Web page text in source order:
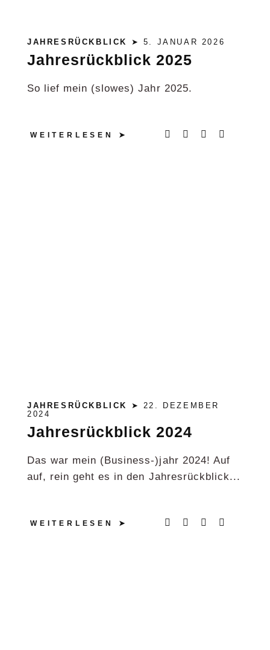
JAHRESRÜCKBLICK ➤ 5. JANUAR 2026
Jahresrückblick 2025
So lief mein (slowes) Jahr 2025.
WEITERLESEN
JAHRESRÜCKBLICK
➤ 22. DEZEMBER
2024
Jahresrückblick 2024
Das war mein (Business-)jahr 2024! Auf
auf, rein geht es in den Jahresrückblick...
WEITERLESEN